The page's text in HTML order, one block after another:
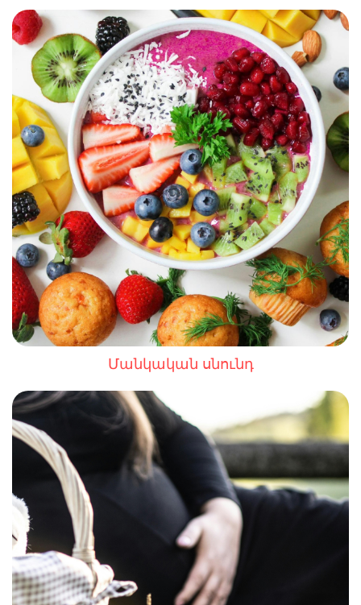
Մանկական սնունդ